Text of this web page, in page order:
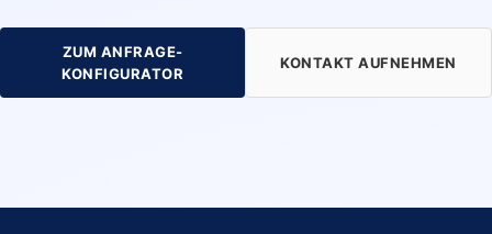
ZUM ANFRAGE-
KONFIGURATOR
KONTAKT AUFNEHMEN